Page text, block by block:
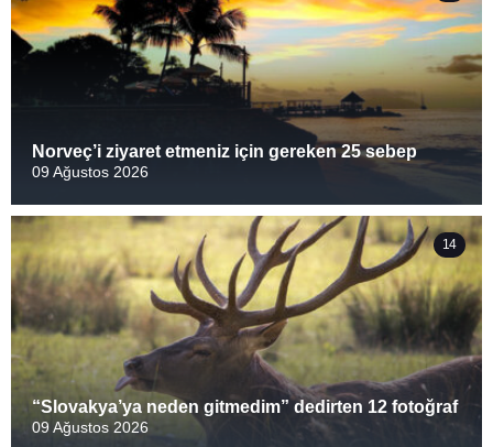
Norveç’i ziyaret etmeniz için gereken 25 sebep
09 Ağustos 2026
14
“Slovakya’ya neden gitmedim” dedirten 12 fotoğraf
09 Ağustos 2026